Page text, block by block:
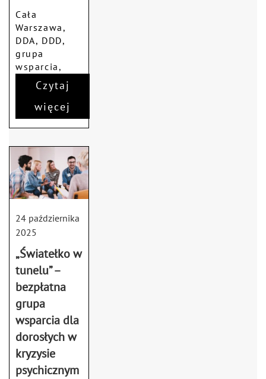
Cała
Warszawa,
DDA, DDD,
grupa
wsparcia,
terapia DDA
Czytaj
więcej
24 października
2025
„Światełko w
tunelu” –
bezpłatna
grupa
wsparcia dla
dorosłych w
kryzysie
psychicznym